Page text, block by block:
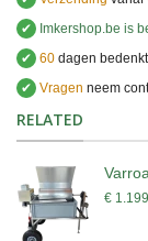
✔
Imkershop.be is
✔ 60 dagen
✔ Vragen neem
RELATED
€